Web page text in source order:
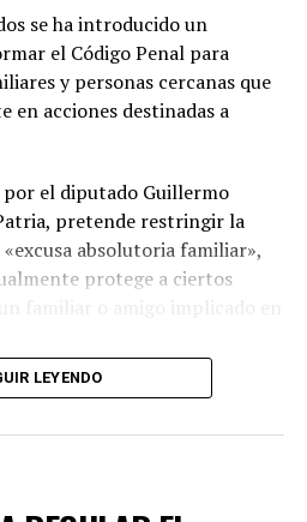
se ha introducido un
el Código Penal para
y personas cercanas que
acciones destinadas a
el diputado Guillermo
pretende restringir la
absolutoria familiar»,
protege a ciertos
al artículo 277, inciso
que la exención no se
intencionada, colaboren en
LEYENDO